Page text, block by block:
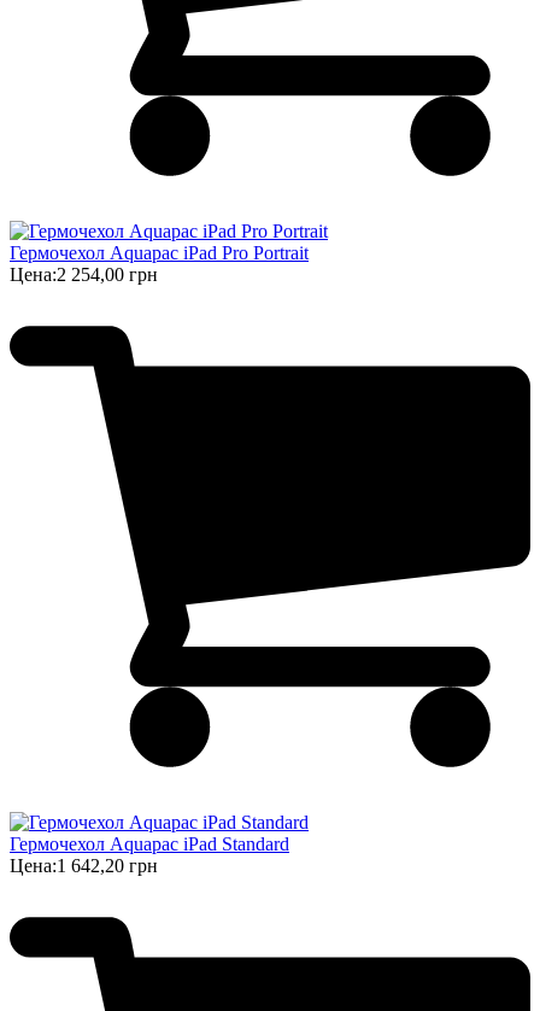
Гермочехол Aquapac iPad Pro Portrait
Цена:2 254,00 грн
Гермочехол Aquapac iPad Standard
Цена:1 642,20 грн